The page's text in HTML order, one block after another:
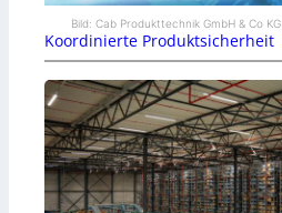
Bild: Cab Produkttechnik GmbH & Co KG
Koordinierte Produktsicherheit